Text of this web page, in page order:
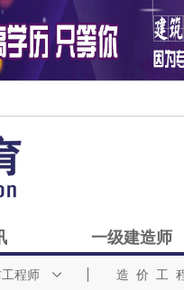
程师
造 价 工
一级建造师